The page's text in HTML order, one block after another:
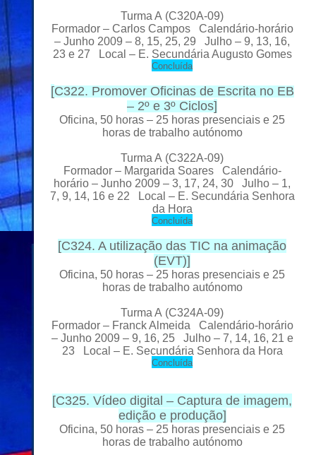
Turma A (C320A-09)
Formador – Carlos Campos Calendário-horário
– Junho 2009 – 8, 15, 25, 29 Julho – 9, 13, 16,
23 e 27 Local – E. Secundária Augusto Gomes
Concluída
[C322. Promover Oficinas de Escrita no EB
– 2º e 3º Ciclos]
Oficina, 50 horas – 25 horas presenciais e 25
horas de trabalho autónomo
Turma A (C322A-09)
Formador – Margarida Soares Calendário-
horário – Junho 2009 – 3, 17, 24, 30 Julho – 1,
7, 9, 14, 16 e 22 Local – E. Secundária Senhora
da Hora
Concluída
[C324. A utilização das TIC na animação
(EVT)]
Oficina, 50 horas – 25 horas presenciais e 25
horas de trabalho autónomo
Turma A (C324A-09)
Formador – Franck Almeida Calendário-horário
– Junho 2009 – 9, 16, 25 Julho – 7, 14, 16, 21 e
23 Local – E. Secundária Senhora da Hora
Concluída
[C325. Vídeo digital – Captura de imagem,
edição e produção]
Oficina, 50 horas – 25 horas presenciais e 25
horas de trabalho autónomo